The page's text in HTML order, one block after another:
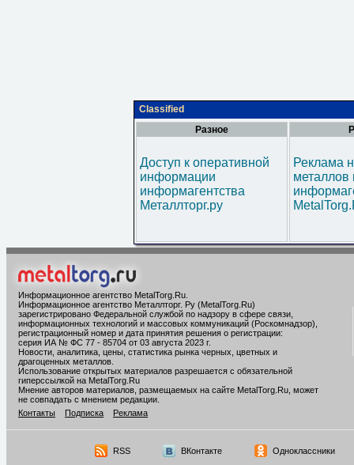
Classified
Разное
Доступ к оперативной
информации
информагентства
Металлторг.ру
Реклама
металлов
Информационное агентство MetalTorg.Ru
Информационное агентство Металлторг. Ру (MetalTorg.Ru)
зарегистрировано Федеральной службой по надзору в сфере связи,
информационных технологий и массовых коммуникаций (Роскомнадзор),
регистрационный номер и дата принятия решения о регистрации:
серия ИА № ФС 77 - 85704 от 03 августа 2023 г.
Новости, аналитика, цены, статистика рынка черных, цветных и
драгоценных металлов.
Использование открытых материалов разрешается с обязательной
гиперссылкой на MetalTorg.Ru
Мнение авторов материалов, размещаемых на сайте MetalTorg.Ru, может
не совпадать с мнением редакции.
Контакты
Подписка Реклама
RSS ВКонтакте Одноклассники